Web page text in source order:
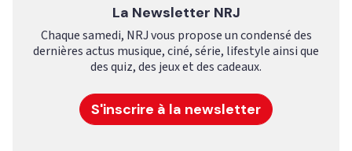
La Newsletter NRJ
Chaque samedi, NRJ vous propose un condensé des
dernières actus musique, ciné, série, lifestyle ainsi que
des quiz, des jeux et des cadeaux.
S'inscrire à la newsletter